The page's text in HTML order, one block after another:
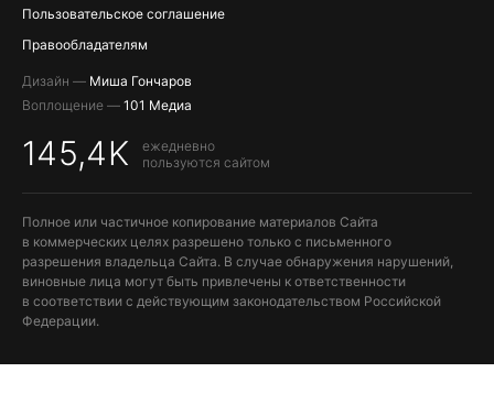
Пользовательское соглашение
Правообладателям
Дизайн — Миша Гончаров
Воплощение — 101 Медиа
145,4K
ежедневно
пользуются сайтом
Полное или частичное копирование материалов Сайта
в коммерческих целях разрешено только с письменного
разрешения владельца Сайта. В случае обнаружения нарушений,
виновные лица могут быть привлечены к ответственности
в соответствии с действующим законодательством Российской
Федерации.